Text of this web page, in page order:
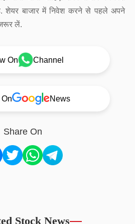
शेयर बाजार में निवेश करने से पहले अपने
लें.
On Channel
News
Share On